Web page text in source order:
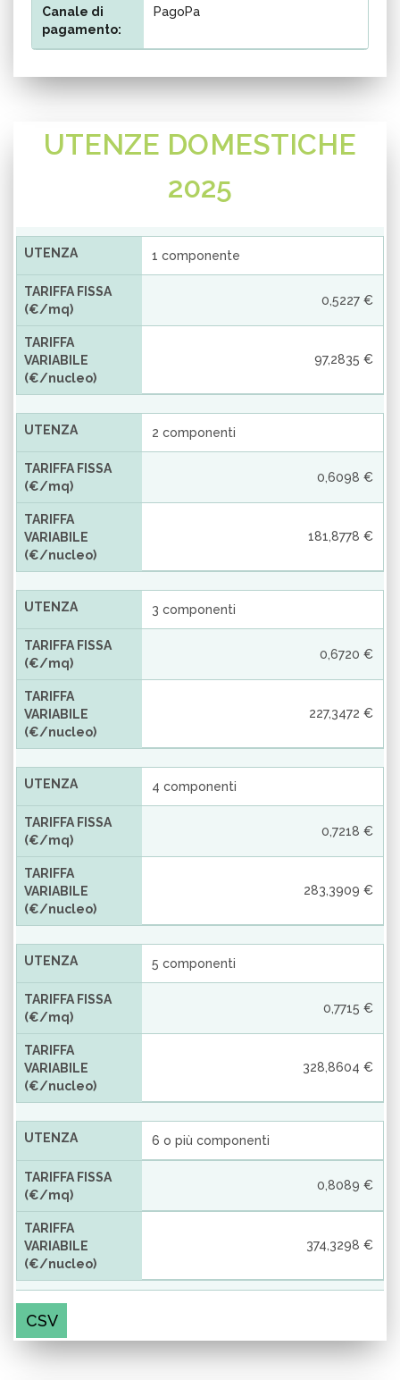
Canale di
pagamento:
PagoPa
UTENZE DOMESTICHE
2025
UTENZA 1 componente
TARIFFA FISSA
(€/mq)
0,5227 €
TARIFFA
VARIABILE
(€/nucleo)
97,2835 €
UTENZA 2 componenti
TARIFFA FISSA
(€/mq)
0,6098 €
TARIFFA
VARIABILE
(€/nucleo)
181,8778 €
UTENZA 3 componenti
TARIFFA FISSA
(€/mq)
0,6720 €
TARIFFA
VARIABILE
(€/nucleo)
227,3472 €
UTENZA 4 componenti
TARIFFA FISSA
(€/mq)
0,7218 €
TARIFFA
VARIABILE
(€/nucleo)
283,3909 €
UTENZA 5 componenti
TARIFFA FISSA
(€/mq)
0,7715 €
TARIFFA
VARIABILE
(€/nucleo)
328,8604 €
UTENZA 6 o più componenti
TARIFFA FISSA
(€/mq)
0,8089 €
TARIFFA
VARIABILE
(€/nucleo)
374,3298 €
CSV